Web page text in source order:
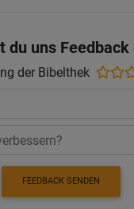
du uns Feedback
der Bibelthek
FEEDBACK SENDEN